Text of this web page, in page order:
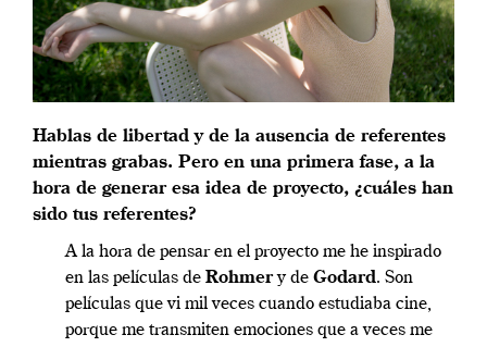
Hablas de libertad y de la ausencia de referentes
mientras grabas. Pero en una primera fase, a la
hora de generar esa idea de proyecto, ¿cuáles han
sido tus referentes?
A la hora de pensar en el proyecto me he inspirado
en las películas de Rohmery de Godard. Son
películas que vi mil veces cuando estudiaba cine,
porque me transmiten emociones que a veces me